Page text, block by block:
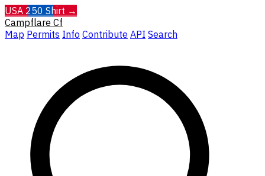
USA 250 Shirt →
Campflare Cf
Map Permits Info Contribute API Search